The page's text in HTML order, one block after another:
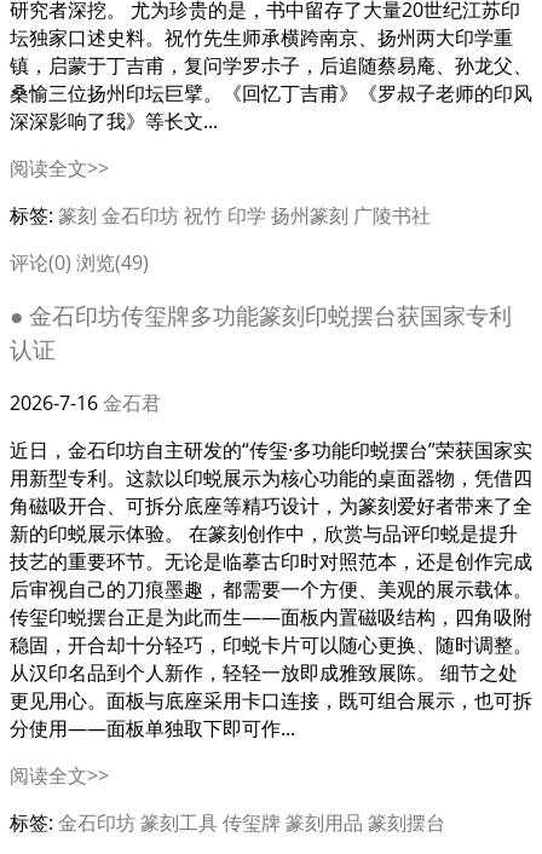
研究者深挖。 尤为珍贵的是，书中留存了大量20世纪江苏印
坛独家口述史料。祝竹先生师承横跨南京、扬州两大印学重
镇，启蒙于丁吉甫，复问学罗尗子，后追随蔡易庵、孙龙父、
桑愉三位扬州印坛巨擘。《回忆丁吉甫》《罗叔子老师的印风
深深影响了我》等长文...
阅读全文>>
标签: 篆刻 金石印坊祝竹 印学 扬州篆刻 广陵书社
评论(0) 浏览(49)
● 金石印坊传玺牌多功能篆刻印蜕摆台获国家专利
认证
2026-7-16金石君
近日，金石印坊自主研发的“传玺·多功能印蜕摆台”荣获国家实
用新型专利。这款以印蜕展示为核心功能的桌面器物，凭借四
角磁吸开合、可拆分底座等精巧设计，为篆刻爱好者带来了全
新的印蜕展示体验。 在篆刻创作中，欣赏与品评印蜕是提升
技艺的重要环节。无论是临摹古印时对照范本，还是创作完成
后审视自己的刀痕墨趣，都需要一个方便、美观的展示载体。
传玺印蜕摆台正是为此而生——面板内置磁吸结构，四角吸附
稳固，开合却十分轻巧，印蜕卡片可以随心更换、随时调整。
从汉印名品到个人新作，轻轻一放即成雅致展陈。 细节之处
更见用心。面板与底座采用卡口连接，既可组合展示，也可拆
分使用——面板单独取下即可作...
阅读全文>>
标签: 金石印坊篆刻工具传玺牌 篆刻用品 篆刻摆台